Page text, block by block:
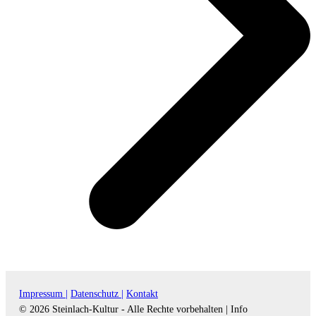
Impressum | Datenschutz |
Kontakt
© 2026 Steinlach-Kultur - Alle Rechte vorbehalten |
Info